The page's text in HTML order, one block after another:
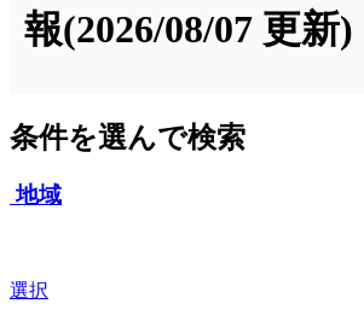
報(2026/08/07 更新)
条件を選んで検索
地域
選択